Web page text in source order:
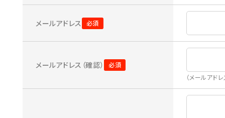
メールアドレス
メールアドレス（確認）
（メールアド